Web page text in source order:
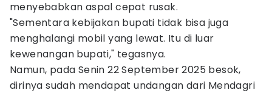
menyebabkan aspal cepat rusak.
"Sementara kebijakan bupati tidak bisa juga
menghalangi mobil yang lewat. Itu di luar
kewenangan bupati," tegasnya.
Namun, pada Senin 22 September 2025 besok,
dirinya sudah mendapat undangan dari Mendagri